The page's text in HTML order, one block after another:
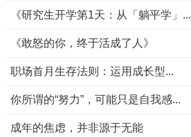
《研究生开学第1天：从「躺平学」...
《敢怒的你，终于活成了人》
职场首月生存法则：运用成长型...
你所谓的“努力”，可能只是自我感...
成年的焦虑，并非源于无能